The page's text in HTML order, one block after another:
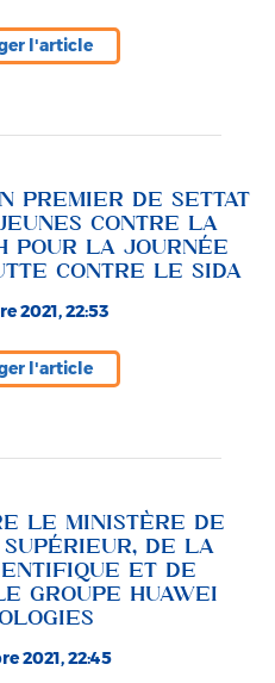
l'article
PREMIER DE SETTAT
CONTRE LA
POUR LA JOURNÉE
CONTRE LE SIDA
2021, 22:53
l'article
LE MINISTÈRE DE
SUPÉRIEUR, DE LA
ET DE
GROUPE HUAWEI
2021, 22:45